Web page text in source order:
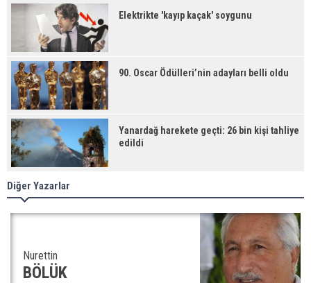
Elektrikte 'kayıp kaçak' soygunu
90. Oscar Ödülleri’nin adayları belli oldu
Yanardağ harekete geçti: 26 bin kişi tahliye
edildi
Diğer Yazarlar
Nurettin
BÖLÜK